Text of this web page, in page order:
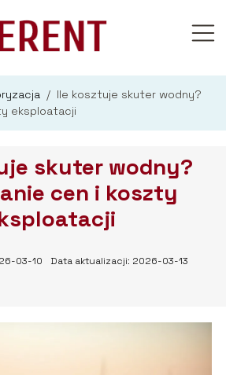
/ Ile kosztuje skuter wodny?
eksploatacji
skuter wodny?
cen i koszty
03-10 Data aktualizacji: 2026-03-13